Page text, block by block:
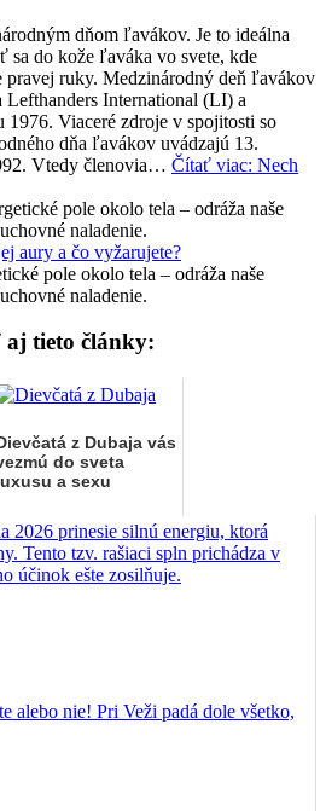
dňom ľavákov. Je to ideálna
do kože ľaváka vo svete, kde
pravej ruky. Medzinárodný deň ľavákov
Lefthanders International (LI) a
1976. Viaceré zdroje v spojitosti so
dňa ľavákov uvádzajú 13.
Vtedy členovia… Čítať viac: Nech
aury a čo vyžarujete?
pole okolo tela – odráža naše
naladenie.
tieto články:
z Dubaja vás
do sveta
a sexu